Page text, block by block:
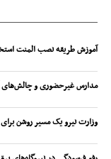
آموزش طریقه نصب المنت
مدارس غیرحضوری و چالش‌های
وزارت نیرو یک مسیر روشن